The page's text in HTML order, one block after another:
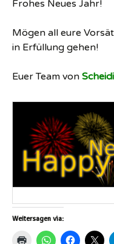
Frohes Neues Jahr!
Mögen all eure
in Erfüllung gehen!
Euer Team von
Weitersagen via: